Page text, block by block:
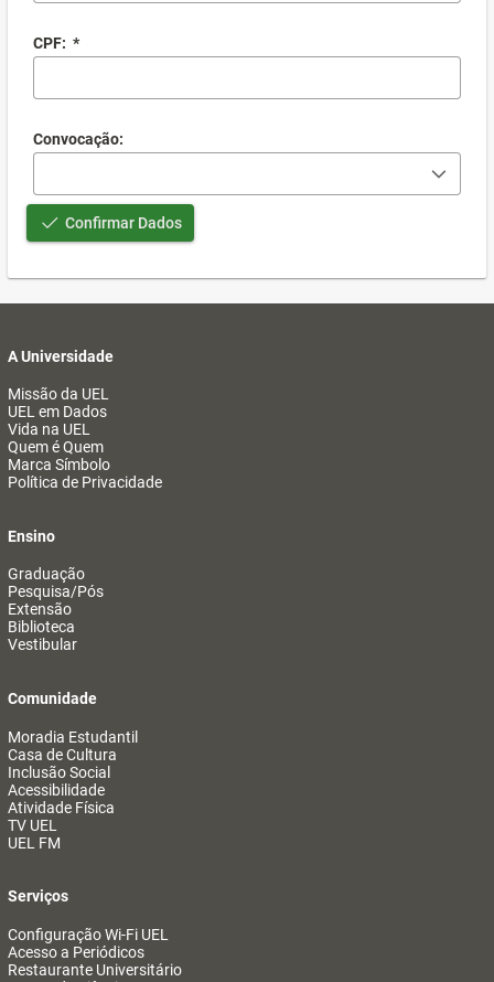
CPF: *
Convocação:
Confirmar Dados
A Universidade
Missão da UEL
UEL em Dados
Vida na UEL
Quem é Quem
Marca Símbolo
Política de Privacidade
Ensino
Graduação
Pesquisa/Pós
Extensão
Biblioteca
Vestibular
Comunidade
Moradia Estudantil
Casa de Cultura
Inclusão Social
Acessibilidade
Atividade Física
TV UEL
UEL FM
Serviços
Configuração Wi-Fi UEL
Acesso a Periódicos
Restaurante Universitário